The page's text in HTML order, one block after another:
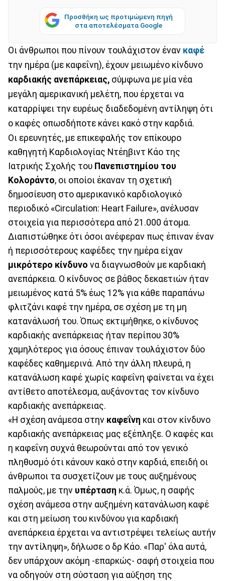
Προσθήκη ως προτιμώμενη πηγή
στα αποτελέσματα Google
Οι άνθρωποι που πίνουν τουλάχιστον έναν καφέ
την ημέρα (με καφεΐνη), έχουν μειωμένο κίνδυνο
καρδιακής ανεπάρκειας, σύμφωνα με μία νέα
μεγάλη αμερικανική μελέτη, που έρχεται να
καταρρίψει την ευρέως διαδεδομένη αντίληψη ότι
ο καφές οπωσδήποτε κάνει κακό στην καρδιά.
Οι ερευνητές, με επικεφαλής τον επίκουρο
καθηγητή Καρδιολογίας Ντέηβιντ Κάο της
Ιατρικής Σχολής του Πανεπιστημίου του
Κολοράντο, οι οποίοι έκαναν τη σχετική
δημοσίευση στο αμερικανικό καρδιολογικό
περιοδικό «Circulation: Heart Failure», ανέλυσαν
στοιχεία για περισσότερα από 21.000 άτομα.
Διαπιστώθηκε ότι όσοι ανέφεραν πως έπιναν έναν
ή περισσότερους καφέδες την ημέρα είχαν
μικρότερο κίνδυνο να διαγνωσθούν με καρδιακή
ανεπάρκεια. Ο κίνδυνος σε βάθος δεκαετιών ήταν
μειωμένος κατά 5% έως 12% για κάθε παραπάνω
φλιτζάνι καφέ την ημέρα, σε σχέση με τη μη
κατανάλωσή του. Όπως εκτιμήθηκε, ο κίνδυνος
καρδιακής ανεπάρκειας ήταν περίπου 30%
χαμηλότερος για όσους έπιναν τουλάχιστον δύο
καφέδες καθημερινά. Από την άλλη πλευρά, η
κατανάλωση καφέ χωρίς καφεΐνη φαίνεται να έχει
αντίθετο αποτέλεσμα, αυξάνοντας τον κίνδυνο
καρδιακής ανεπάρκειας.
«Η σχέση ανάμεσα στην καφεΐνη και στον κίνδυνο
καρδιακής ανεπάρκειας μας εξέπληξε. Ο καφές και
η καφεΐνη συχνά θεωρούνται από τον γενικό
πληθυσμό ότι κάνουν κακό στην καρδιά, επειδή οι
άνθρωποι τα συσχετίζουν με τους αυξημένους
παλμούς, με την υπέρταση κ.ά. Όμως, η σαφής
σχέση ανάμεσα στην αυξημένη κατανάλωση καφέ
και στη μείωση του κινδύνου για καρδιακή
ανεπάρκεια έρχεται να αντιστρέψει τελείως αυτήν
την αντίληψη», δήλωσε ο δρ Κάο. «Παρ' όλα αυτά,
δεν υπάρχουν ακόμη -επαρκώς- σαφή στοιχεία που
να οδηγούν στη σύσταση για αύξηση της